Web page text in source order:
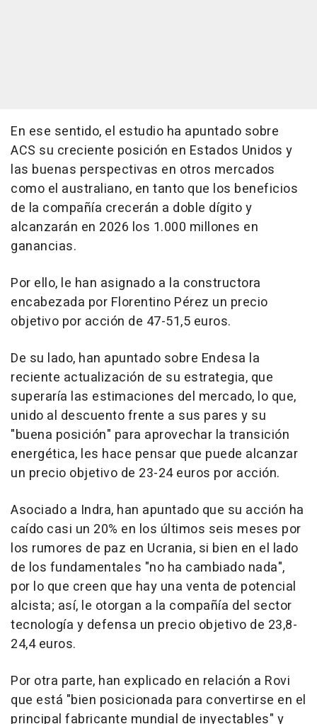
En ese sentido, el estudio ha apuntado sobre
ACS su creciente posición en Estados Unidos y
las buenas perspectivas en otros mercados
como el australiano, en tanto que los beneficios
de la compañía crecerán a doble dígito y
alcanzarán en 2026 los 1.000 millones en
ganancias.
Por ello, le han asignado a la constructora
encabezada por Florentino Pérez un precio
objetivo por acción de 47-51,5 euros.
De su lado, han apuntado sobre Endesa la
reciente actualización de su estrategia, que
superaría las estimaciones del mercado, lo que,
unido al descuento frente a sus pares y su
"buena posición" para aprovechar la transición
energética, les hace pensar que puede alcanzar
un precio objetivo de 23-24 euros por acción.
Asociado a Indra, han apuntado que su acción ha
caído casi un 20% en los últimos seis meses por
los rumores de paz en Ucrania, si bien en el lado
de los fundamentales "no ha cambiado nada",
por lo que creen que hay una venta de potencial
alcista; así, le otorgan a la compañía del sector
tecnología y defensa un precio objetivo de 23,8-
24,4 euros.
Por otra parte, han explicado en relación a Rovi
que está "bien posicionada para convertirse en el
principal fabricante mundial de inyectables" y